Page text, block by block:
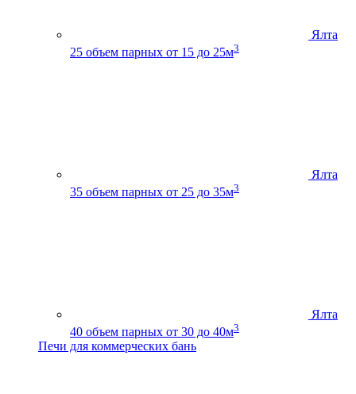
Ялта
25 объем парных от 15 до 25м3
Ялта
35 объем парных от 25 до 35м3
Ялта
40 объем парных от 30 до 40м3
Печи для коммерческих бань